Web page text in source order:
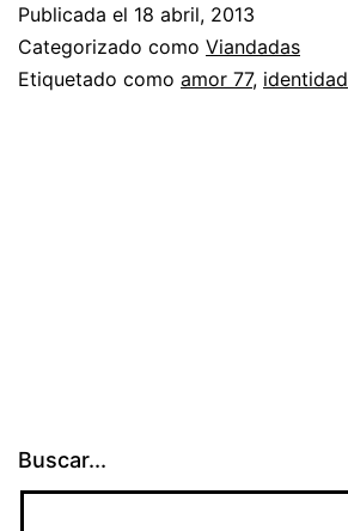
Publicada el 18 abril, 2013
Categorizado como Viandadas
Etiquetado como amor 77, identidad
Buscar...